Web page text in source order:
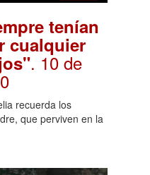
tenían
cualquier
. 10 de
recuerda los
que perviven en la